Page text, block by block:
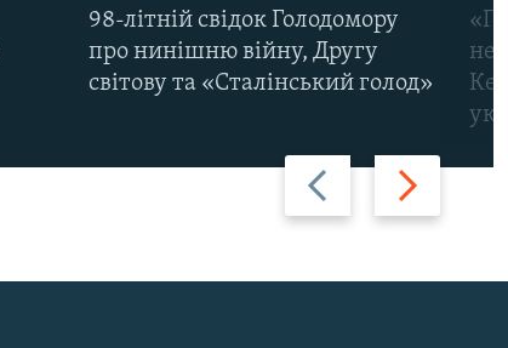
Назад Вперед
98-літній свідок Голодомору
про нинішню війну, Другу
світову та «Сталінський голод»